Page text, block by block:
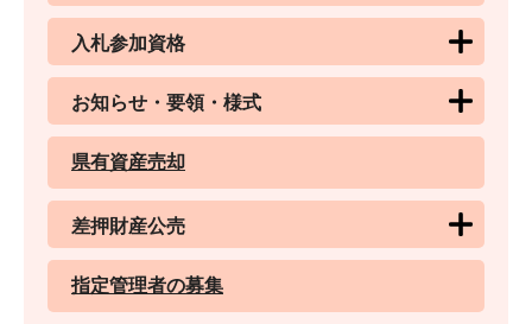
入札参加資格
お知らせ・要領・様式
県有資産売却
差押財産公売
指定管理者の募集